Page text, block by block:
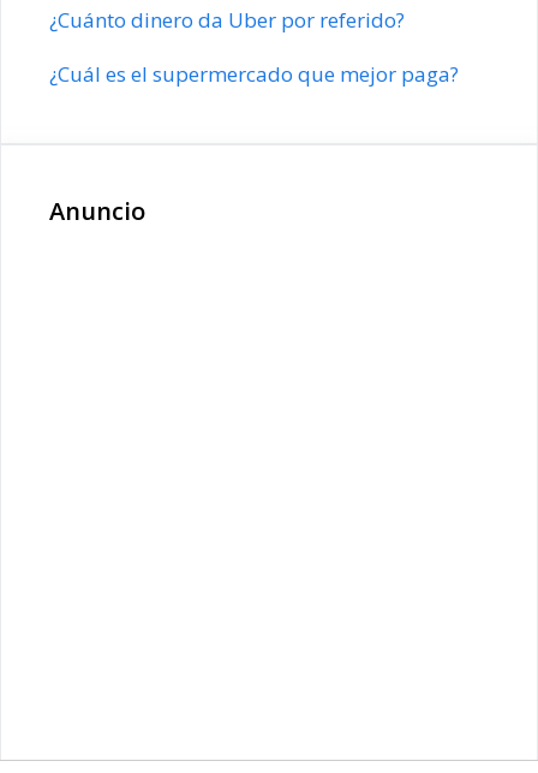
¿Cuánto dinero da Uber por referido?
¿Cuál es el supermercado que mejor paga?
Anuncio